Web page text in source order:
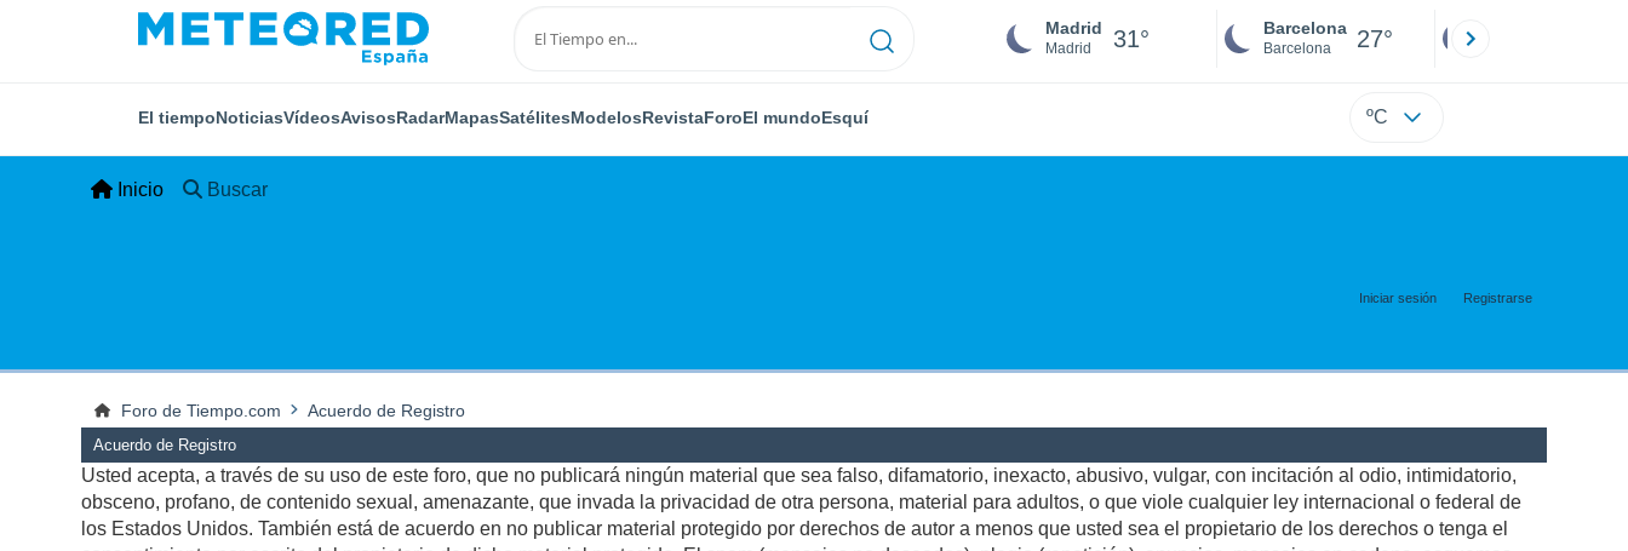
Madrid
Madrid 31° Barcelona
Barcelona 27°
El tiempoNoticiasVídeosAvisosRadarMapasSatélitesModelosRevistaForoEl mundoEsquí ºC
Inicio Buscar
Iniciar sesión Registrarse
Foro de Tiempo.com Acuerdo de Registro
Acuerdo de Registro
Usted acepta, a través de su uso de este foro, que no publicará ningún material que sea falso, difamatorio, inexacto, abusivo, vulgar, con incitación al odio, intimidatorio,
obsceno, profano, de contenido sexual, amenazante, que invada la privacidad de otra persona, material para adultos, o que viole cualquier ley internacional o federal de
los Estados Unidos. También está de acuerdo en no publicar material protegido por derechos de autor a menos que usted sea el propietario de los derechos o tenga el